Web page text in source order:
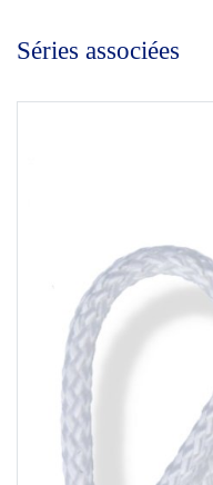
Séries associées